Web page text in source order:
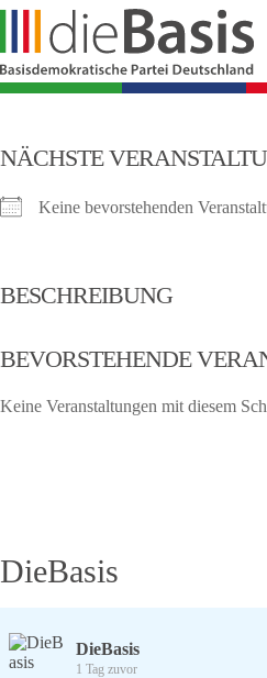
Zum
springen
NÄCHSTE
Keine bevorstehenden
BESCHREIBUNG
BEVORSTEHENDE
Keine Veranstaltungen mit diesem
DieBasis
DieBasis
1 Tag zuvor